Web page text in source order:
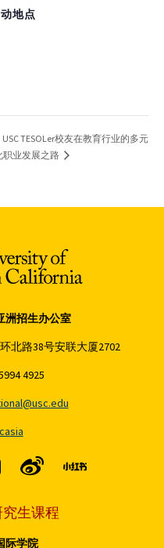
地点
USC TESOLer校友在教育行业的多元
职业发展之路
洲招生办公室
北路38号安联大厦2702
4925
生课程
际学院